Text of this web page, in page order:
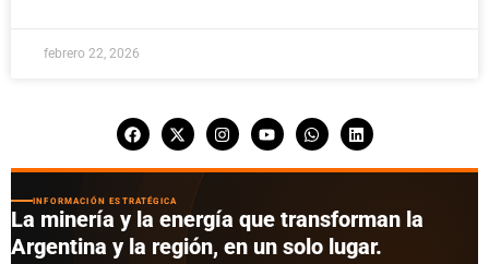
febrero 22, 2026
INFORMACIÓN ESTRATÉGICA
La minería y la energía que transforman la
Argentina y la región, en un solo lugar.